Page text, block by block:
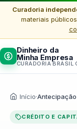
Curadoria
materiais
Dinheiro da
Minha Empresa
CURADORIA BRASIL
Início·
CRÉDITO E